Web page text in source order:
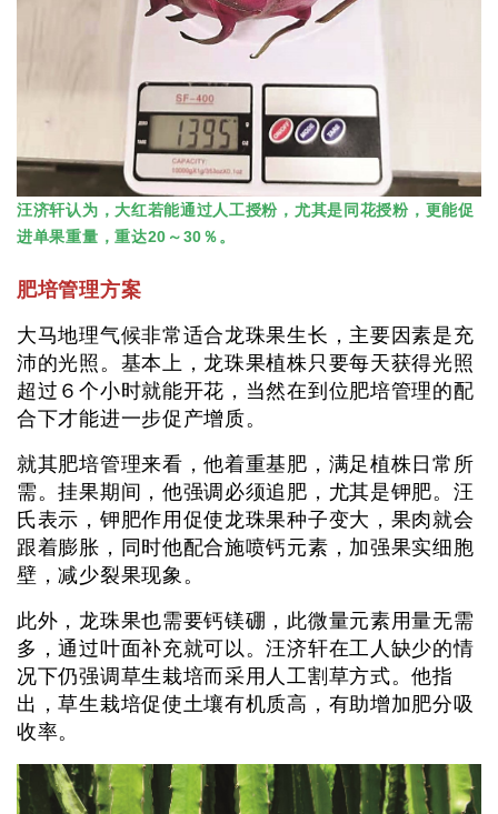
汪济轩认为，大红若能通过人工授粉，尤其是同花授粉，更能促
进单果重量，重达20～30％。
肥培管理方案
大马地理气候非常适合龙珠果生长，主要因素是充
沛的光照。基本上，龙珠果植株只要每天获得光照
超过６个小时就能开花，当然在到位肥培管理的配
合下才能进一步促产增质。
就其肥培管理来看，他着重基肥，满足植株日常所
需。挂果期间，他强调必须追肥，尤其是钾肥。汪
氏表示，钾肥作用促使龙珠果种子变大，果肉就会
跟着膨胀，同时他配合施喷钙元素，加强果实细胞
壁，减少裂果现象。
此外，龙珠果也需要钙镁硼，此微量元素用量无需
多，通过叶面补充就可以。汪济轩在工人缺少的情
况下仍强调草生栽培而采用人工割草方式。他指
出，草生栽培促使土壤有机质高，有助增加肥分吸
收率。